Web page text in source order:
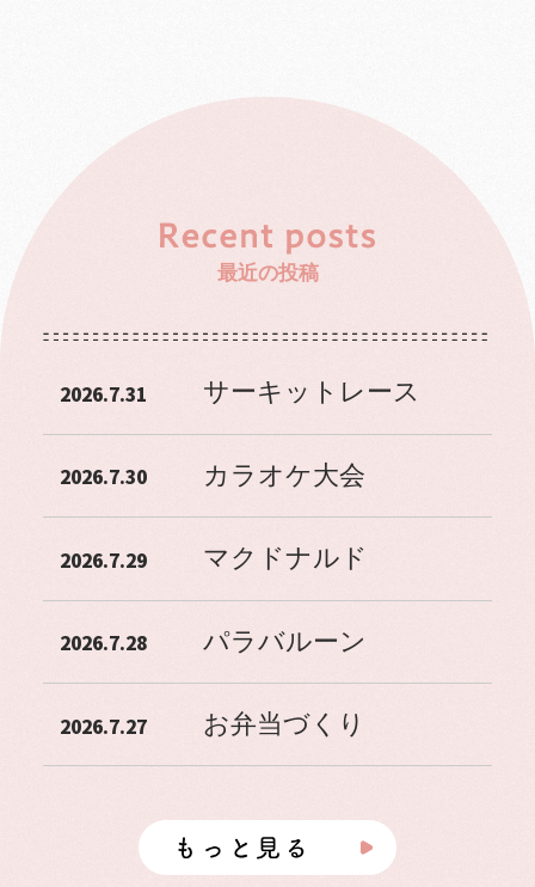
最近の投稿
2026.7.31 サーキットレース
2026.7.30 カラオケ大会
2026.7.29 マクドナルド
2026.7.28 パラバルーン
2026.7.27 お弁当づくり